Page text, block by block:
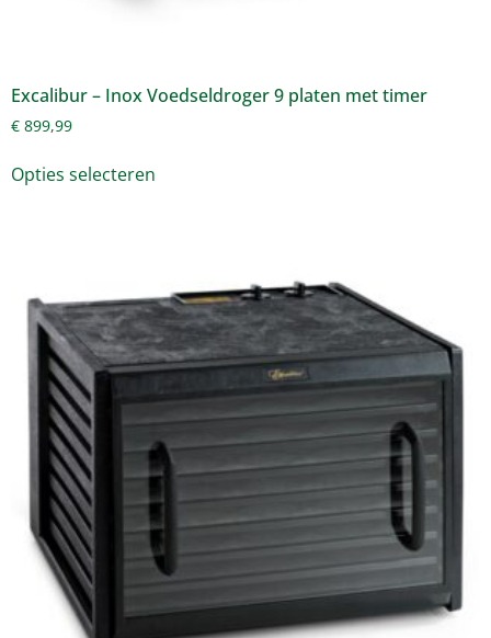
Excalibur – Inox Voedseldroger 9 platen met timer
€ 899,99
Opties selecteren